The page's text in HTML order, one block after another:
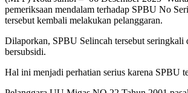
pemeriksaan mendalam terhadap SPBU No
tersebut kembali melakukan pelanggaran.
Dilaporkan, SPBU Selincah tersebut
bersubsidi.
Hal ini menjadi perhatian serius karena SPBU